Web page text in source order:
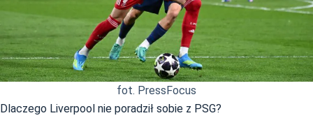
fot. PressFocus
Dlaczego Liverpool nie poradził sobie z PSG?